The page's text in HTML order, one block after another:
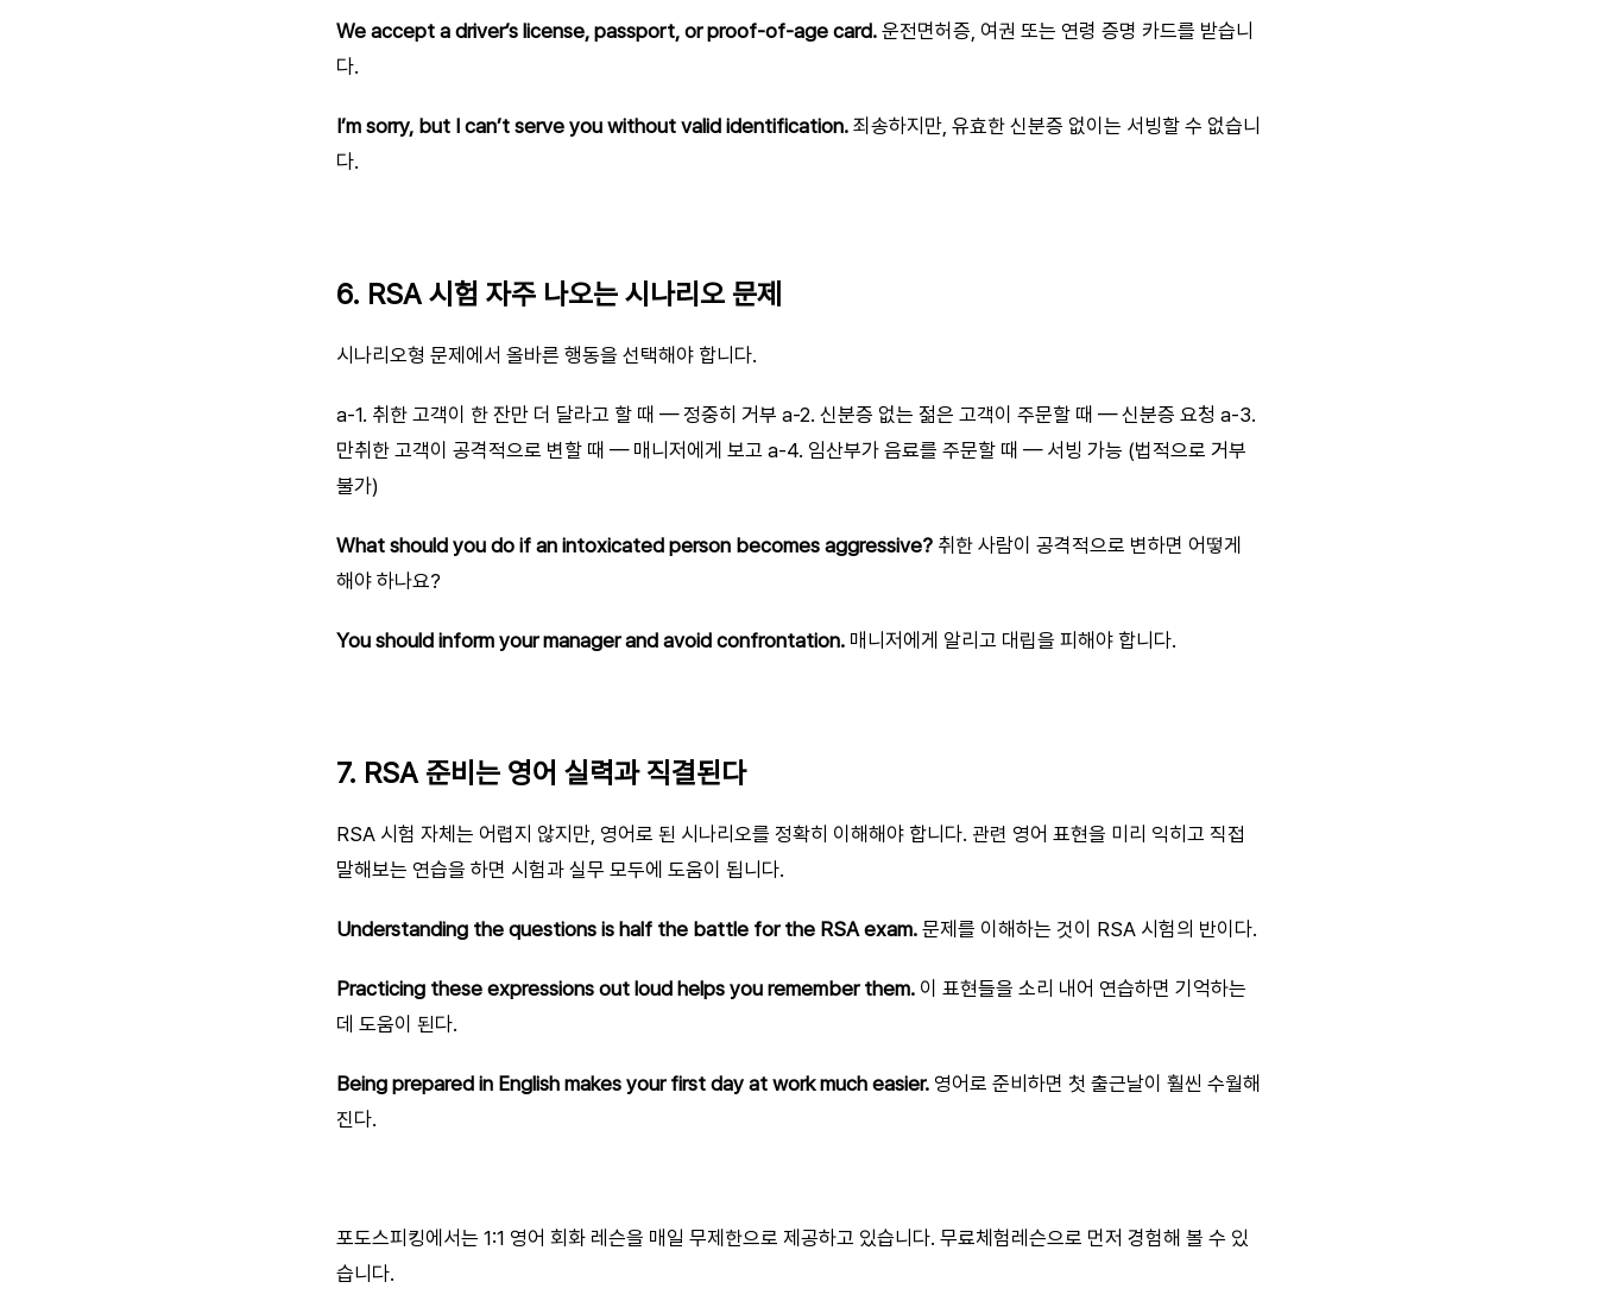
We accept a driver’s license, passport, or proof-of-age card. 운전면허증, 여권 또는 연령 증명 카드를 받습니
다.
I’m sorry, but I can’t serve you without valid identification. 죄송하지만, 유효한 신분증 없이는 서빙할 수 없습니
다.
6. RSA 시험 자주 나오는 시나리오 문제
시나리오형 문제에서 올바른 행동을 선택해야 합니다.
a-1. 취한 고객이 한 잔만 더 달라고 할 때 — 정중히 거부 a-2. 신분증 없는 젊은 고객이 주문할 때 — 신분증 요청 a-3.
만취한 고객이 공격적으로 변할 때 — 매니저에게 보고 a-4. 임산부가 음료를 주문할 때 — 서빙 가능 (법적으로 거부
불가)
What should you do if an intoxicated person becomes aggressive? 취한 사람이 공격적으로 변하면 어떻게
해야 하나요?
You should inform your manager and avoid confrontation. 매니저에게 알리고 대립을 피해야 합니다.
7. RSA 준비는 영어 실력과 직결된다
RSA 시험 자체는 어렵지 않지만, 영어로 된 시나리오를 정확히 이해해야 합니다. 관련 영어 표현을 미리 익히고 직접
말해보는 연습을 하면 시험과 실무 모두에 도움이 됩니다.
Understanding the questions is half the battle for the RSA exam. 문제를 이해하는 것이 RSA 시험의 반이다.
Practicing these expressions out loud helps you remember them. 이 표현들을 소리 내어 연습하면 기억하는
데 도움이 된다.
Being prepared in English makes your first day at work much easier. 영어로 준비하면 첫 출근날이 훨씬 수월해
진다.
포도스피킹에서는 1:1 영어 회화 레슨을 매일 무제한으로 제공하고 있습니다. 무료체험레슨으로 먼저 경험해 볼 수 있
습니다.